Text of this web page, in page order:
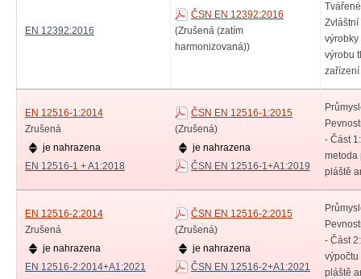
EN 12392:2016
ČSN EN 12392:2016
(Zrušená (zatím
harmonizovaná))
Zvláštní
výrobu
zařízení
EN 12516-1:2014
Zrušená
je nahrazena
EN 12516-1 + A1:2018
ČSN EN 12516-1:2015
(Zrušená)
je nahrazena
ČSN EN 12516-1+A1:2019
- Část
metoda
pláště
EN 12516-2:2014
Zrušená
je nahrazena
EN 12516-2:2014+A1:2021
ČSN EN 12516-2:2015
(Zrušená)
je nahrazena
ČSN EN 12516-2+A1:2021
- Část
pláště